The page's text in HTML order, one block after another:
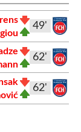
49'
62'
62'